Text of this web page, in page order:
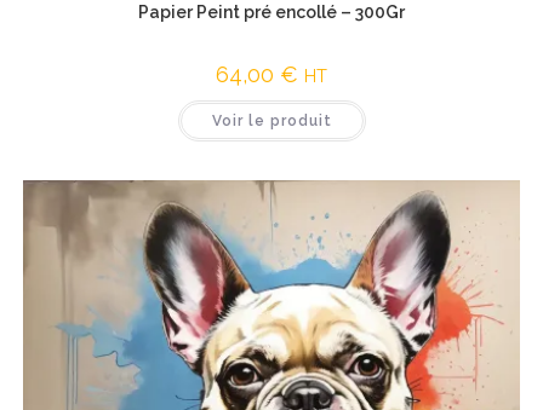
Papier Peint pré encollé – 300Gr
64,00 € HT
Voir le produit